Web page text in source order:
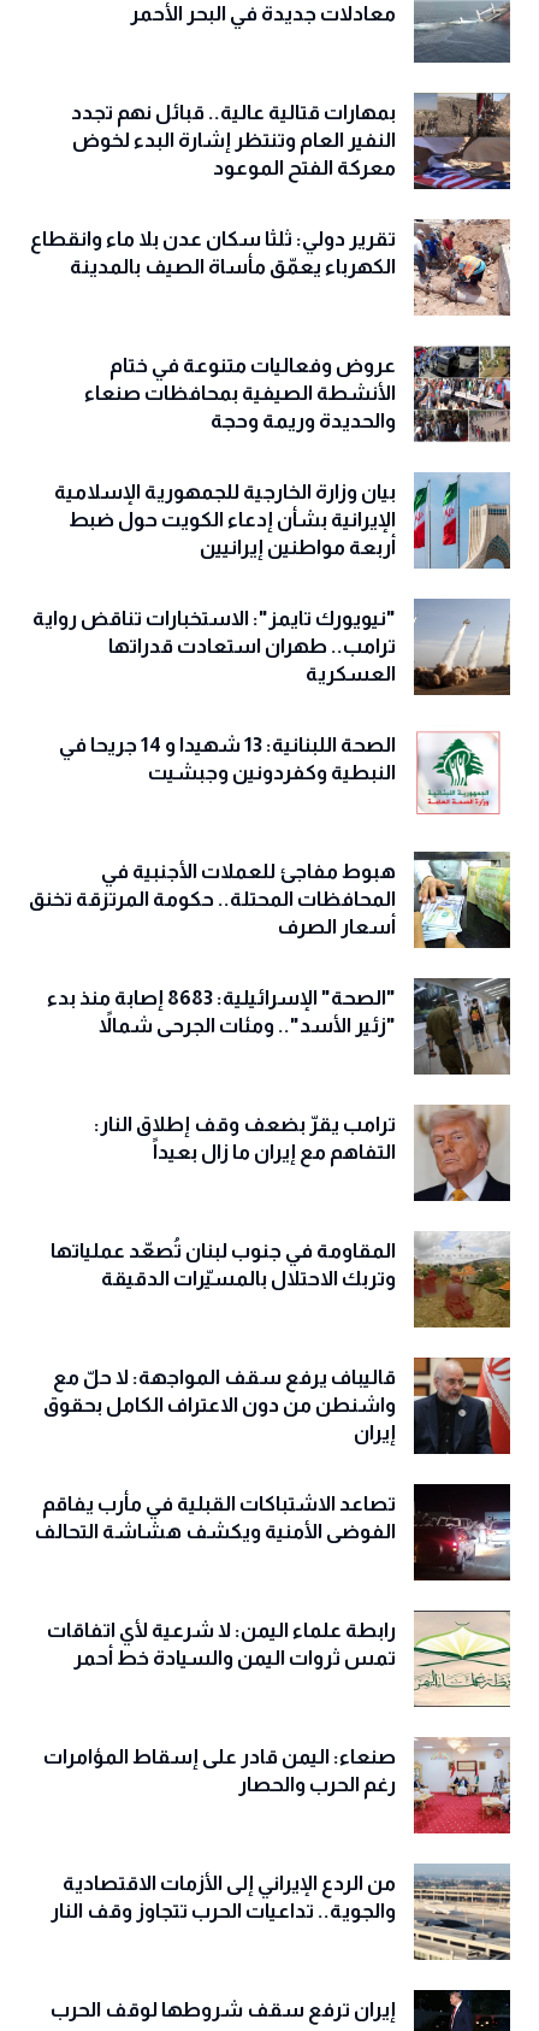
معادلات جديدة في البحر الأحمر
بمهارات قتالية عالية.. قبائل نهم تجدد
النفير العام وتنتظر إشارة البدء لخوض
معركة الفتح الموعود
تقرير دولي: ثلثا سكان عدن بلا ماء وانقطاع
الكهرباء يعمّق مأساة الصيف بالمدينة
عروض وفعاليات متنوعة في ختام
الأنشطة الصيفية بمحافظات صنعاء
والحديدة وريمة وحجة
‏بيان وزارة الخارجية للجمهورية الإسلامية
الإيرانية بشأن إدعاء الكويت حول ضبط
أربعة مواطنين إيرانيين
"نيويورك تايمز": الاستخبارات تناقض رواية
ترامب.. طهران استعادت قدراتها
العسكرية
الصحة اللبنانية: 13 شهيدا و 14 جريحا في
النبطية وكفردونين وجبشيت
هبوط مفاجئ للعملات الأجنبية في
المحافظات المحتلة.. حكومة المرتزقة تخنق
أسعار الصرف
"الصحة" الإسرائيلية: 8683 إصابة منذ بدء
"زئير الأسد".. ومئات الجرحى شمالاً
ترامب يقرّ بضعف وقف إطلاق النار:
التفاهم مع إيران ما زال بعيداً
المقاومة في جنوب لبنان تُصعّد عملياتها
وتربك الاحتلال بالمسيّرات الدقيقة
قاليباف يرفع سقف المواجهة: لا حلّ مع
واشنطن من دون الاعتراف الكامل بحقوق
إيران
تصاعد الاشتباكات القبلية في مأرب يفاقم
الفوضى الأمنية ويكشف هشاشة التحالف
رابطة علماء اليمن: لا شرعية لأي اتفاقات
تمس ثروات اليمن والسيادة خط أحمر
صنعاء: اليمن قادر على إسقاط المؤامرات
رغم الحرب والحصار
من الردع الإيراني إلى الأزمات الاقتصادية
والجوية.. تداعيات الحرب تتجاوز وقف النار
إيران ترفع سقف شروطها لوقف الحرب